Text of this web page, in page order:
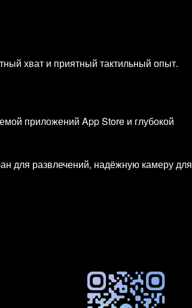
хват и приятный тактильный опыт.
приложений App Store и глубокой
для развлечений, надёжную камеру для